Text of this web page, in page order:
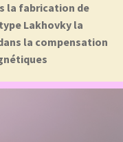
la fabrication de
Lakhovky la
la compensation